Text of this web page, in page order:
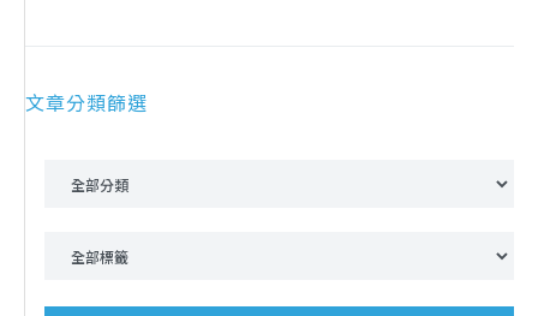
文章分類篩選